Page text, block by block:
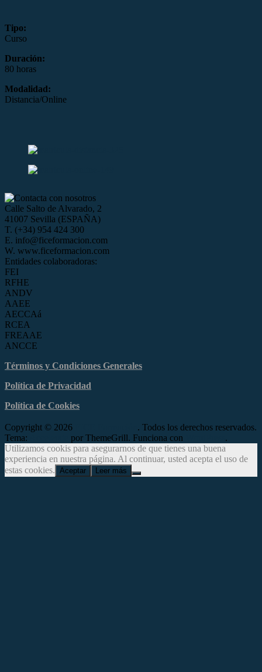
Tipo:
Curso
Duración:
80 horas
Modalidad:
Distancia/Online
Calle Salto de Alvarado, 2
41007 Sevilla (ESPAÑA)
T. (+34) 954 424 300
E. info@ficeformacion.com
W. www.ficeformacion.com
Entidades colaboradoras:
FEI
RFHE
ANDV
AAEE
AECCAá
RCEA
FREAAE
ANCCE
Términos y Condiciones Generales
Política de Privacidad
Política de Cookies
Copyright © 2026
. Todos los derechos reservados.
Tema:
por ThemeGrill. Funciona con
.
Utilizamos cookis para asegurarnos de que tienes una buena
experiencia en nuestra página. Al continuar, usted acepta el uso de
estas cookies. Aceptar Leer más